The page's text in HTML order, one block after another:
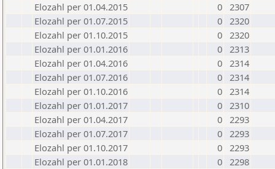
Elozahl per 01.04.2015
0 2307
Elozahl per 01.07.2015
0 2320
Elozahl per 01.10.2015
0 2320
Elozahl per 01.01.2016
0 2313
Elozahl per 01.04.2016
0 2314
Elozahl per 01.07.2016
0 2314
Elozahl per 01.10.2016
0 2314
Elozahl per 01.01.2017
0 2310
Elozahl per 01.04.2017
0 2293
Elozahl per 01.07.2017
0 2293
Elozahl per 01.10.2017
0 2293
Elozahl per 01.01.2018
0 2298